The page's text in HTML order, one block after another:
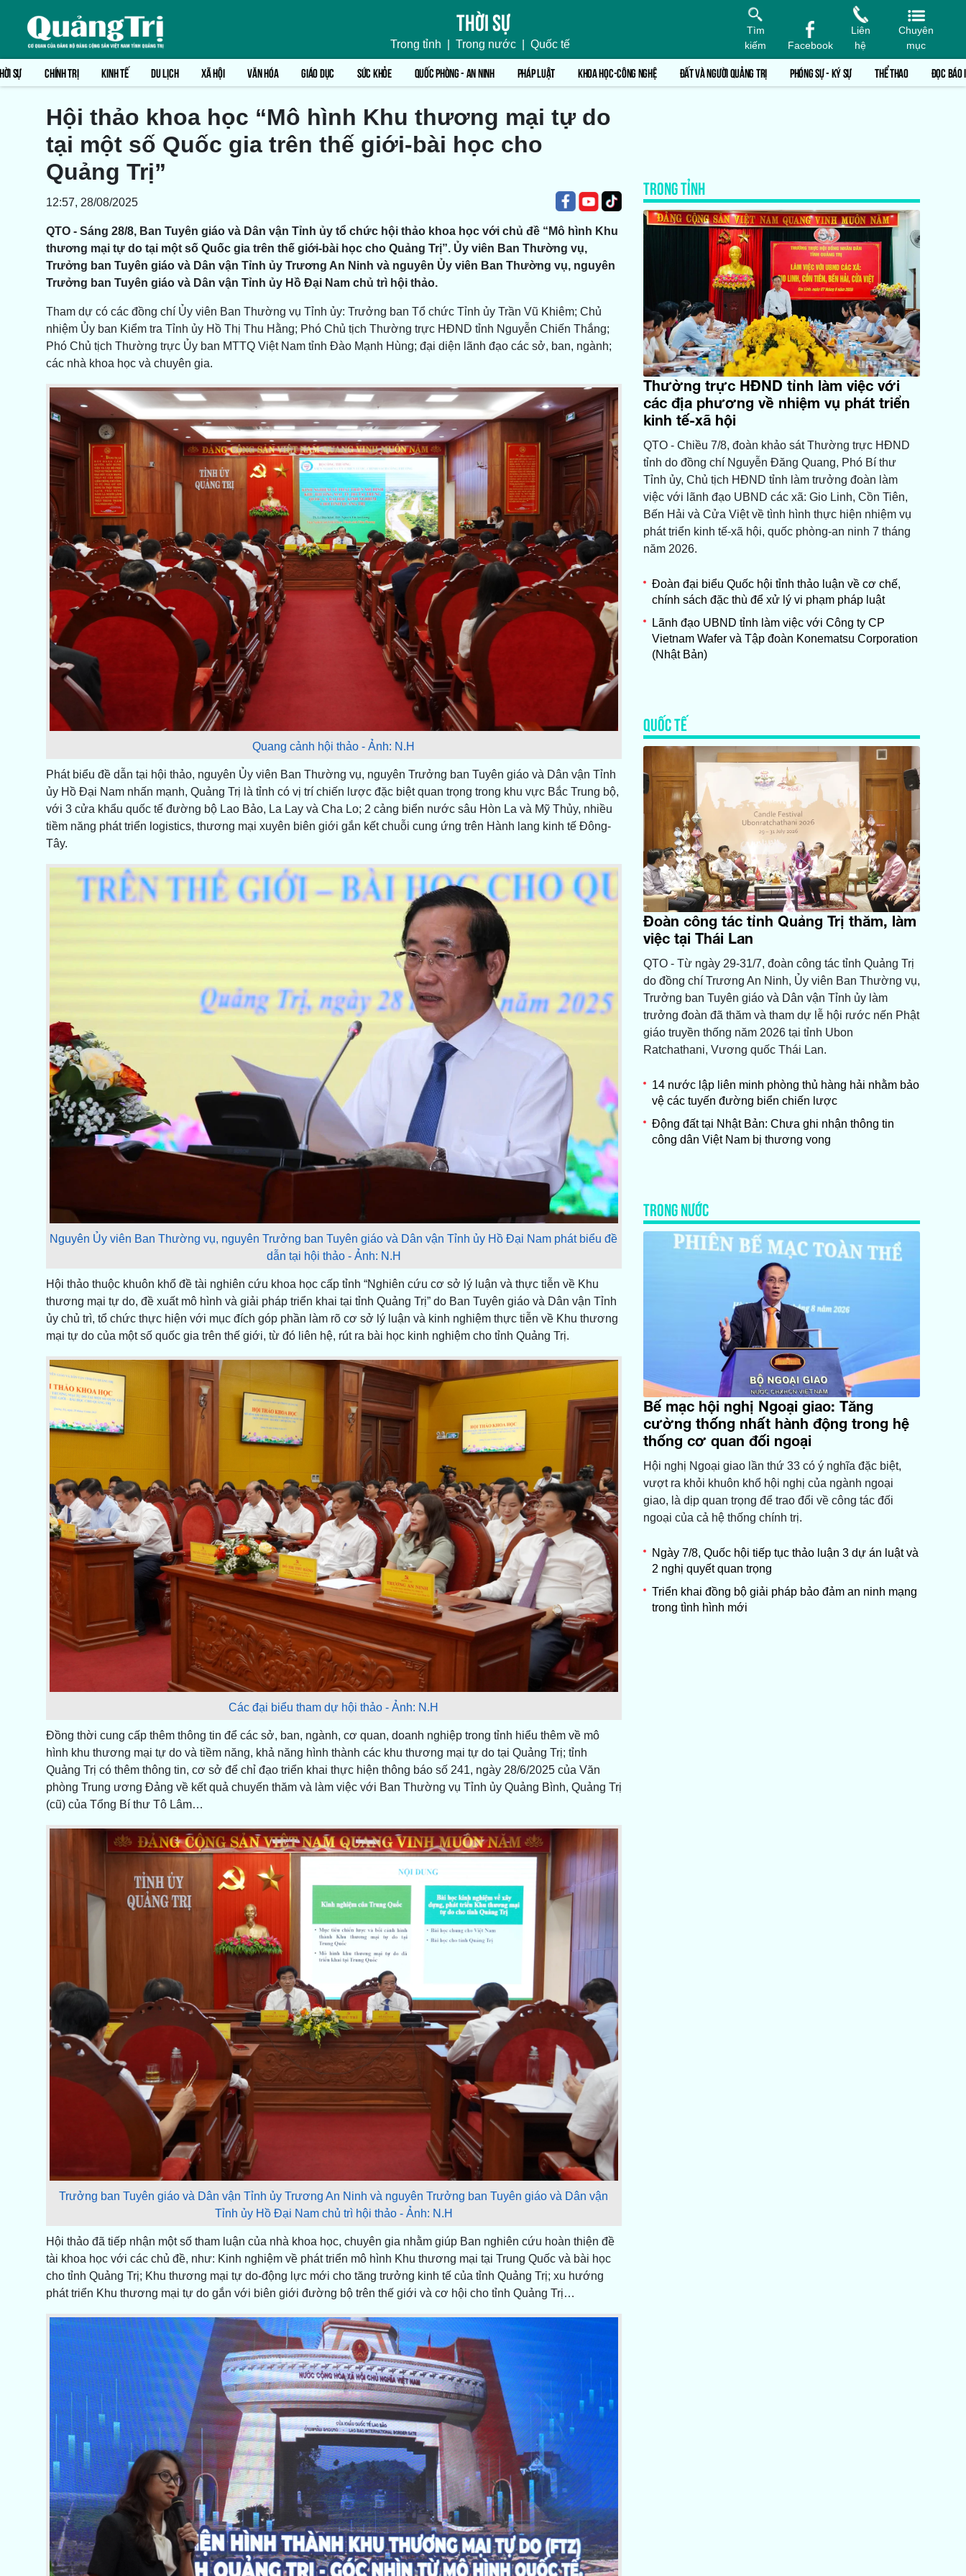
Thời sự
Trong tỉnh Trong nước Quốc tế
Tìm
kiếm
Facebook
Liên
hệ
Chuyên
mục
SỰ CHÍNH TRỊ KINH TẾ DU LỊCH XÃ HỘI VĂN HÓA GIÁO DỤC SỨC KHỎE QUỐC PHÒNG - AN NINH PHÁP LUẬT KHOA HỌC-CÔNG NGHỆ ĐẤT VÀ NGƯỜI QUẢNG TRỊ PHÓNG SỰ - KÝ SỰ THỂ THAO ĐỌC BÁO
Hội thảo khoa học “Mô hình Khu thương mại tự do
tại một số Quốc gia trên thế giới-bài học cho
Quảng Trị”
12:57, 28/08/2025
QTO - Sáng 28/8, Ban Tuyên giáo và Dân vận Tỉnh ủy tổ chức hội thảo khoa học với chủ đề “Mô hình Khu
thương mại tự do tại một số Quốc gia trên thế giới-bài học cho Quảng Trị”. Ủy viên Ban Thường vụ,
Trưởng ban Tuyên giáo và Dân vận Tỉnh ủy Trương An Ninh và nguyên Ủy viên Ban Thường vụ, nguyên
Trưởng ban Tuyên giáo và Dân vận Tỉnh ủy Hồ Đại Nam chủ trì hội thảo.
Tham dự có các đồng chí Ủy viên Ban Thường vụ Tỉnh ủy: Trưởng ban Tổ chức Tỉnh ủy Trần Vũ Khiêm; Chủ
nhiệm Ủy ban Kiểm tra Tỉnh ủy Hồ Thị Thu Hằng; Phó Chủ tịch Thường trực HĐND tỉnh Nguyễn Chiến Thắng;
Phó Chủ tịch Thường trực Ủy ban MTTQ Việt Nam tỉnh Đào Mạnh Hùng; đại diện lãnh đạo các sở, ban, ngành;
các nhà khoa học và chuyên gia.
Quang cảnh hội thảo - Ảnh: N.H
Phát biểu đề dẫn tại hội thảo, nguyên Ủy viên Ban Thường vụ, nguyên Trưởng ban Tuyên giáo và Dân vận Tỉnh
ủy Hồ Đại Nam nhấn mạnh, Quảng Trị là tỉnh có vị trí chiến lược đặc biệt quan trọng trong khu vực Bắc Trung bộ,
với 3 cửa khẩu quốc tế đường bộ Lao Bảo, La Lay và Cha Lo; 2 cảng biển nước sâu Hòn La và Mỹ Thủy, nhiều
tiềm năng phát triển logistics, thương mại xuyên biên giới gắn kết chuỗi cung ứng trên Hành lang kinh tế Đông-
Tây.
Nguyên Ủy viên Ban Thường vụ, nguyên Trưởng ban Tuyên giáo và Dân vận Tỉnh ủy Hồ Đại Nam phát biểu đề
dẫn tại hội thảo - Ảnh: N.H
Hội thảo thuộc khuôn khổ đề tài nghiên cứu khoa học cấp tỉnh “Nghiên cứu cơ sở lý luận và thực tiễn về Khu
thương mại tự do, đề xuất mô hình và giải pháp triển khai tại tỉnh Quảng Trị” do Ban Tuyên giáo và Dân vận Tỉnh
ủy chủ trì, tổ chức thực hiện với mục đích góp phần làm rõ cơ sở lý luận và kinh nghiệm thực tiễn về Khu thương
mại tự do của một số quốc gia trên thế giới, từ đó liên hệ, rút ra bài học kinh nghiệm cho tỉnh Quảng Trị.
Các đại biểu tham dự hội thảo - Ảnh: N.H
Đồng thời cung cấp thêm thông tin để các sở, ban, ngành, cơ quan, doanh nghiệp trong tỉnh hiểu thêm về mô
hình khu thương mại tự do và tiềm năng, khả năng hình thành các khu thương mại tự do tại Quảng Trị; tỉnh
Quảng Trị có thêm thông tin, cơ sở để chỉ đạo triển khai thực hiện thông báo số 241, ngày 28/6/2025 của Văn
phòng Trung ương Đảng về kết quả chuyến thăm và làm việc với Ban Thường vụ Tỉnh ủy Quảng Bình, Quảng Trị
(cũ) của Tổng Bí thư Tô Lâm…
Trưởng ban Tuyên giáo và Dân vận Tỉnh ủy Trương An Ninh và nguyên Trưởng ban Tuyên giáo và Dân vận
Tỉnh ủy Hồ Đại Nam chủ trì hội thảo - Ảnh: N.H
Hội thảo đã tiếp nhận một số tham luận của nhà khoa học, chuyên gia nhằm giúp Ban nghiên cứu hoàn thiện đề
tài khoa học với các chủ đề, như: Kinh nghiệm về phát triển mô hình Khu thương mại tại Trung Quốc và bài học
cho tỉnh Quảng Trị; Khu thương mại tự do-động lực mới cho tăng trưởng kinh tế của tỉnh Quảng Trị; xu hướng
phát triển Khu thương mại tự do gắn với biên giới đường bộ trên thế giới và cơ hội cho tỉnh Quảng Trị…
TRONG TỈNH
Thường trực HĐND tỉnh làm việc với
các địa phương về nhiệm vụ phát triển
kinh tế-xã hội
QTO - Chiều 7/8, đoàn khảo sát Thường trực HĐND
tỉnh do đồng chí Nguyễn Đăng Quang, Phó Bí thư
Tỉnh ủy, Chủ tịch HĐND tỉnh làm trưởng đoàn làm
việc với lãnh đạo UBND các xã: Gio Linh, Cồn Tiên,
Bến Hải và Cửa Việt về tình hình thực hiện nhiệm vụ
phát triển kinh tế-xã hội, quốc phòng-an ninh 7 tháng
năm 2026.
Đoàn đại biểu Quốc hội tỉnh thảo luận về cơ chế,
chính sách đặc thù để xử lý vi phạm pháp luật
Lãnh đạo UBND tỉnh làm việc với Công ty CP
Vietnam Wafer và Tập đoàn Konematsu Corporation
(Nhật Bản)
QUỐC TẾ
Đoàn công tác tỉnh Quảng Trị thăm, làm
việc tại Thái Lan
QTO - Từ ngày 29-31/7, đoàn công tác tỉnh Quảng Trị
do đồng chí Trương An Ninh, Ủy viên Ban Thường vụ,
Trưởng ban Tuyên giáo và Dân vận Tỉnh ủy làm
trưởng đoàn đã thăm và tham dự lễ hội rước nến Phật
giáo truyền thống năm 2026 tại tỉnh Ubon
Ratchathani, Vương quốc Thái Lan.
14 nước lập liên minh phòng thủ hàng hải nhằm bảo
vệ các tuyến đường biển chiến lược
Động đất tại Nhật Bản: Chưa ghi nhận thông tin
công dân Việt Nam bị thương vong
TRONG NƯỚC
Bế mạc hội nghị Ngoại giao: Tăng
cường thống nhất hành động trong hệ
thống cơ quan đối ngoại
Hội nghị Ngoại giao lần thứ 33 có ý nghĩa đặc biệt,
vượt ra khỏi khuôn khổ hội nghị của ngành ngoại
giao, là dịp quan trọng để trao đổi về công tác đối
ngoại của cả hệ thống chính trị.
Ngày 7/8, Quốc hội tiếp tục thảo luận 3 dự án luật và
2 nghị quyết quan trọng
Triển khai đồng bộ giải pháp bảo đảm an ninh mạng
trong tình hình mới